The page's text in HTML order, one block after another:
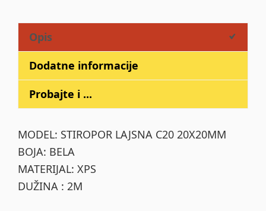
Opis
Dodatne informacije
Probajte i ...
MODEL: STIROPOR LAJSNA C20 20X20MM
BOJA: BELA
MATERIJAL: XPS
DUŽINA : 2M